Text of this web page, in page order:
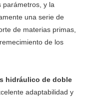
parámetros, y la
una serie de
de materias primas,
de los
hidráulico de doble
adaptabilidad y